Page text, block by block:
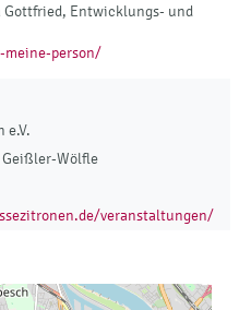
Gottfried, Entwicklungs- und
person/
e.V.
Geißler-Wölfle
veranstaltungen/